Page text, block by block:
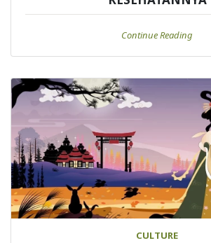
Continue Reading
CULTURE